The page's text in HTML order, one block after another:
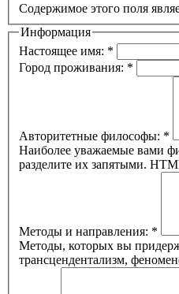
Содержимое этого поля
Информация
Настоящее имя: *
Город проживания: *
Авторитетные философы: *
Наиболее уважаемые вами
разделите их запятыми.
Методы и направления: *
Методы, которых вы
трансцендентализм,